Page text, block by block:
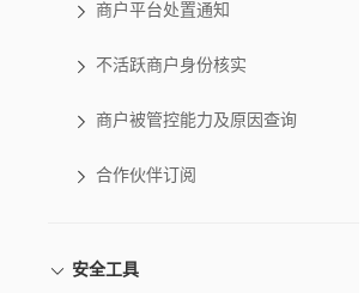
商户平台处置通知
不活跃商户身份核实
商户被管控能力及原因查询
合作伙伴订阅
安全工具